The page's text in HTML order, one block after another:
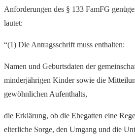
Anforderungen des § 133 FamFG
lautet:
“(1) Die Antragsschrift muss enthalten:
Namen und Geburtsdaten der
minderjährigen Kinder sowie die
gewöhnlichen Aufenthalts,
die Erklärung, ob die Ehegatten eine
elterliche Sorge, den Umgang und die